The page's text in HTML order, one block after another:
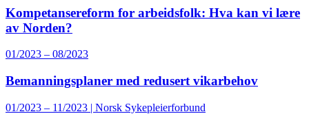
Kompetansereform for arbeidsfolk: Hva kan vi lære
av Norden?
01/2023 – 08/2023
Bemanningsplaner med redusert vikarbehov
01/2023 – 11/2023 | Norsk Sykepleierforbund